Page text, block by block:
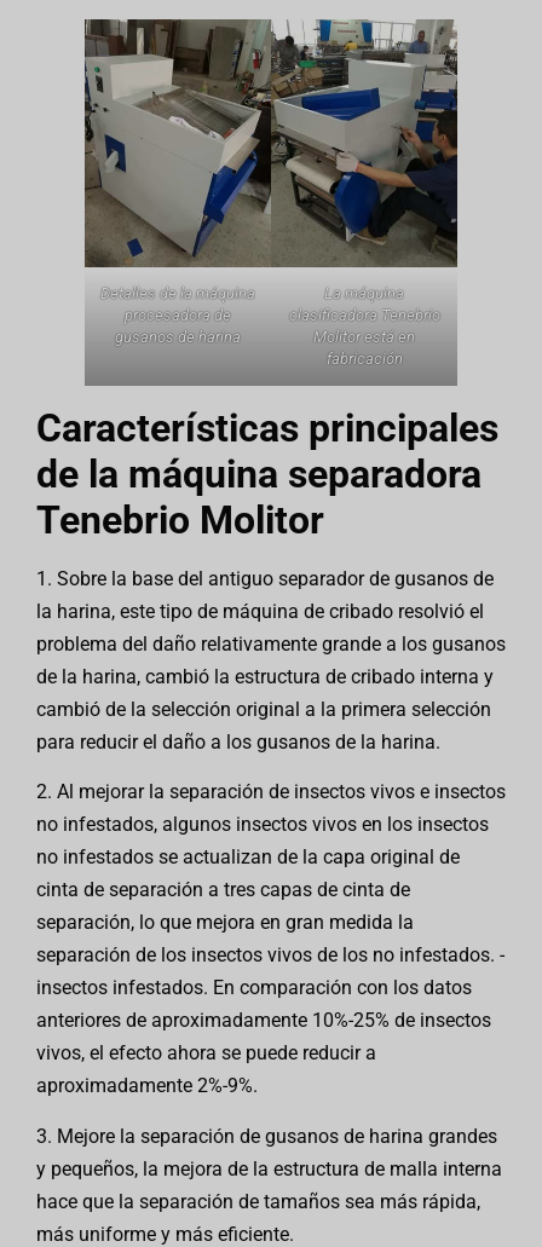
Detalles de la máquina
procesadora de
gusanos de harina
La máquina
clasificadora Tenebrio
Molitor está en
fabricación
Características principales
de la máquina separadora
Tenebrio Molitor
1. Sobre la base del antiguo separador de gusanos de
la harina, este tipo de máquina de cribado resolvió el
problema del daño relativamente grande a los gusanos
de la harina, cambió la estructura de cribado interna y
cambió de la selección original a la primera selección
para reducir el daño a los gusanos de la harina.
2. Al mejorar la separación de insectos vivos e insectos
no infestados, algunos insectos vivos en los insectos
no infestados se actualizan de la capa original de
cinta de separación a tres capas de cinta de
separación, lo que mejora en gran medida la
separación de los insectos vivos de los no infestados. -
insectos infestados. En comparación con los datos
anteriores de aproximadamente 10%-25% de insectos
vivos, el efecto ahora se puede reducir a
aproximadamente 2%-9%.
3. Mejore la separación de gusanos de harina grandes
y pequeños, la mejora de la estructura de malla interna
hace que la separación de tamaños sea más rápida,
más uniforme y más eficiente.